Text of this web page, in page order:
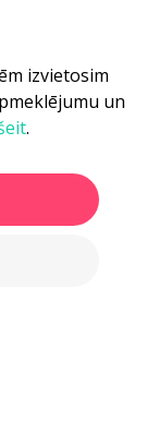
izvietosim
un
.